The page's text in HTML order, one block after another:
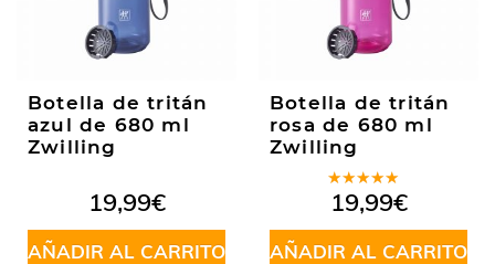
Botella de tritán
azul de 680 ml
Zwilling
19,99€
AÑADIR AL CARRITO
Botella de tritán
rosa de 680 ml
Zwilling
Valorado
en5.00de
5
19,99€
AÑADIR AL CARRITO